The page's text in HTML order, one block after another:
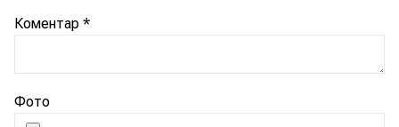
Коментар *
Фото